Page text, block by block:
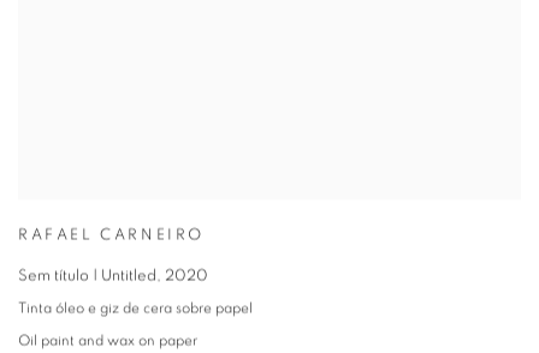
RAFAEL CARNEIRO
Sem título | Untitled, 2020
Tinta óleo e giz de cera sobre papel
Oil paint and wax on paper